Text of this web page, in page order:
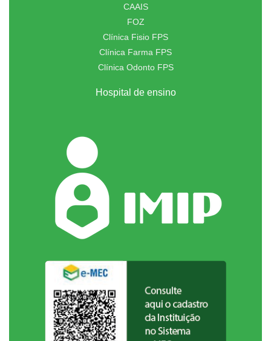
CAAIS
FOZ
Clínica Fisio FPS
Clínica Farma FPS
Clínica Odonto FPS
Hospital de ensino